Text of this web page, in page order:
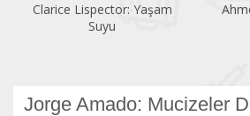
Ahmet Telli: Seçme Şiirler
Jorge Amado: Mucizeler